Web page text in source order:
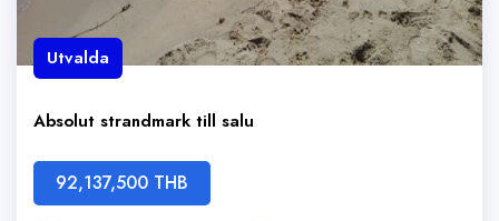
Utvalda
Absolut strandmark till salu
92,137,500 THB